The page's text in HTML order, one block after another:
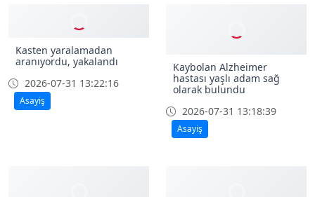
Kasten yaralamadan
aranıyordu, yakalandı
2026-07-31 13:22:16
Asayiş
Kaybolan Alzheimer
hastası yaşlı adam sağ
olarak bulundu
2026-07-31 13:18:39
Asayiş